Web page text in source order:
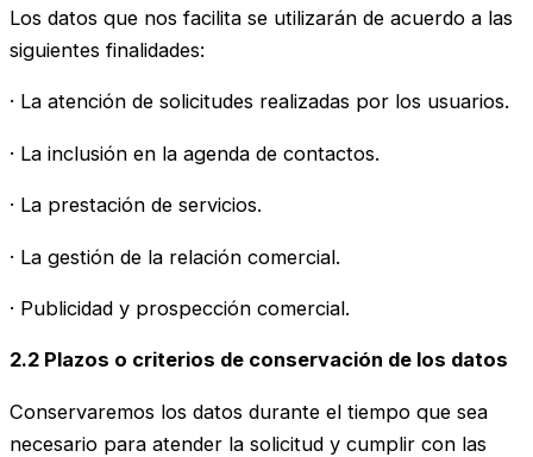
Los datos que nos facilita se utilizarán de acuerdo a las
siguientes finalidades:
· La atención de solicitudes realizadas por los usuarios.
· La inclusión en la agenda de contactos.
· La prestación de servicios.
· La gestión de la relación comercial.
· Publicidad y prospección comercial.
2.2 Plazos o criterios de conservación de los datos
Conservaremos los datos durante el tiempo que sea
necesario para atender la solicitud y cumplir con las